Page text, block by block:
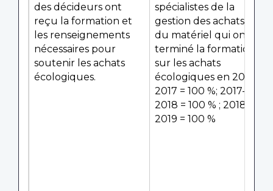
des décideurs ont
reçu la formation et
les renseignements
nécessaires pour
soutenir les achats
écologiques.
spécialistes de la
gestion des achats et
du matériel qui ont
terminé la formation
sur les achats
écologiques en 2016-
2017 = 100 %; 2017-
2018 = 100 % ; 2018-
2019 = 100 %